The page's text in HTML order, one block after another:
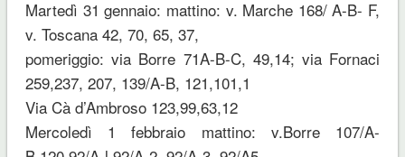
Martedì 31 gennaio: mattino: v. Marche 168/ A-B- F,
v. Toscana 42, 70, 65, 37,
pomeriggio: via Borre 71A-B-C, 49,14; via Fornaci
259,237, 207, 139/A-B, 121,101,1
Via Cà d’Ambroso 123,99,63,12
Mercoledì 1 febbraio mattino: v.Borre 107/A-